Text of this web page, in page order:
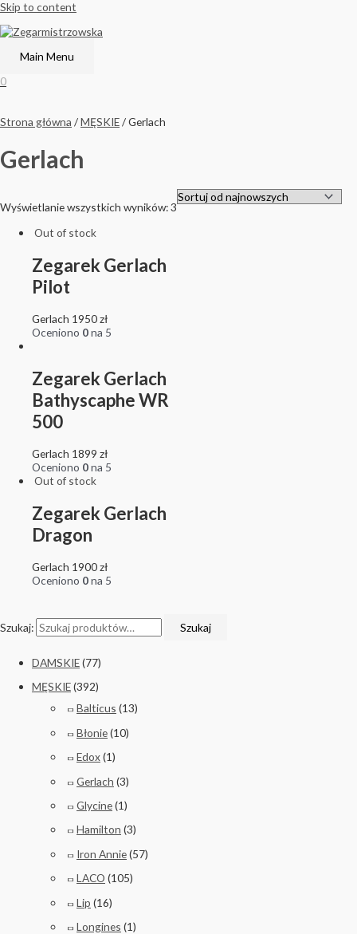
Skip to content
Main Menu
0
Szukaj: Szukaj
DAMSKIE(77)
MĘSKIE(392)
Balticus (13)
Błonie(10)
Edox(1)
Gerlach (3)
Glycine(1)
Hamilton (3)
Iron Annie(57)
LACO (105)
Lip (16)
Longines (1)
Strona główna /MĘSKIE/ Gerlach
Gerlach
Wyświetlanie wszystkich wyników: 3
Out of stock
Zegarek Gerlach
Pilot
Gerlach 1950zł
Oceniono 0na 5
Zegarek Gerlach
Bathyscaphe WR
500
Gerlach 1899 zł
Oceniono 0na 5
Out of stock
Zegarek Gerlach
Dragon
Gerlach 1900zł
Oceniono 0na 5